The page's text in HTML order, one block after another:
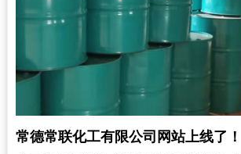
常德常联化工有限公司网站上线了！